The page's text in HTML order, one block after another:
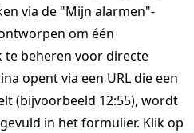
via de "Mijn alarmen"-
om één
beheren voor directe
opent via een URL die een
(bijvoorbeeld 12:55), wordt
in het formulier. Klik op